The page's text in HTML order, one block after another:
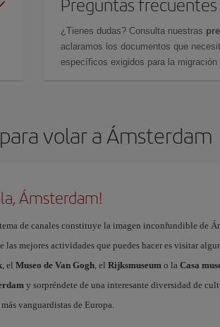
¿Tienes dudas? Consulta nuestras
aclaramos los documentos que
específicos exigidos para la migración
volar a Ámsterdam
Ámsterdam!
de canales constituye la imagen inconfundible de
las mejores actividades que puedes hacer es visitar
, el Museo de Van Gogh, el Rijksmuseumo la Casa
y sorpréndete de una interesante diversidad de
vanguardistas de Europa.